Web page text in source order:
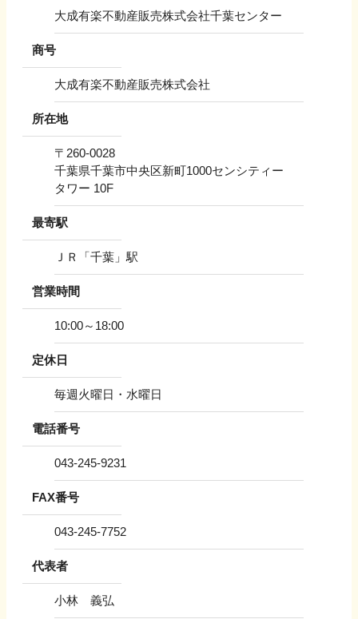
大成有楽不動産販売株式会社千葉センター
商号
大成有楽不動産販売株式会社
所在地
〒 260-0028
千葉県千葉市中央区新町1000センシティー
タワー 10F
最寄駅
ＪＲ「千葉」駅
営業時間
10:00～18:00
定休日
毎週火曜日・水曜日
電話番号
043-245-9231
FAX番号
043-245-7752
代表者
小林 義弘